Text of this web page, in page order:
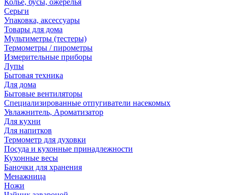
Колье, бусы, ожерелья
Серьги
Упаковка, аксессуары
Товары для дома
Мультиметры (тестеры)
Термометры / пирометры
Измерительные приборы
Лупы
Бытовая техника
Для дома
Бытовые вентиляторы
Специализированные отпугиватели насекомых
Увлажнитель, Ароматизатор
Для кухни
Для напитков
Термометр для духовки
Посуда и кухонные принадлежности
Кухонные весы
Баночки для хранения
Менажница
Ножи